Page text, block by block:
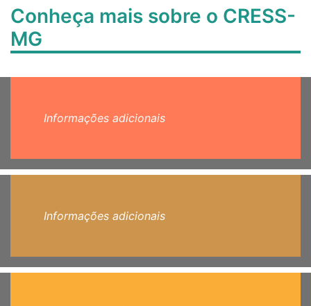
Conheça mais sobre o CRESS-
MG
Informações adicionais
Informações adicionais